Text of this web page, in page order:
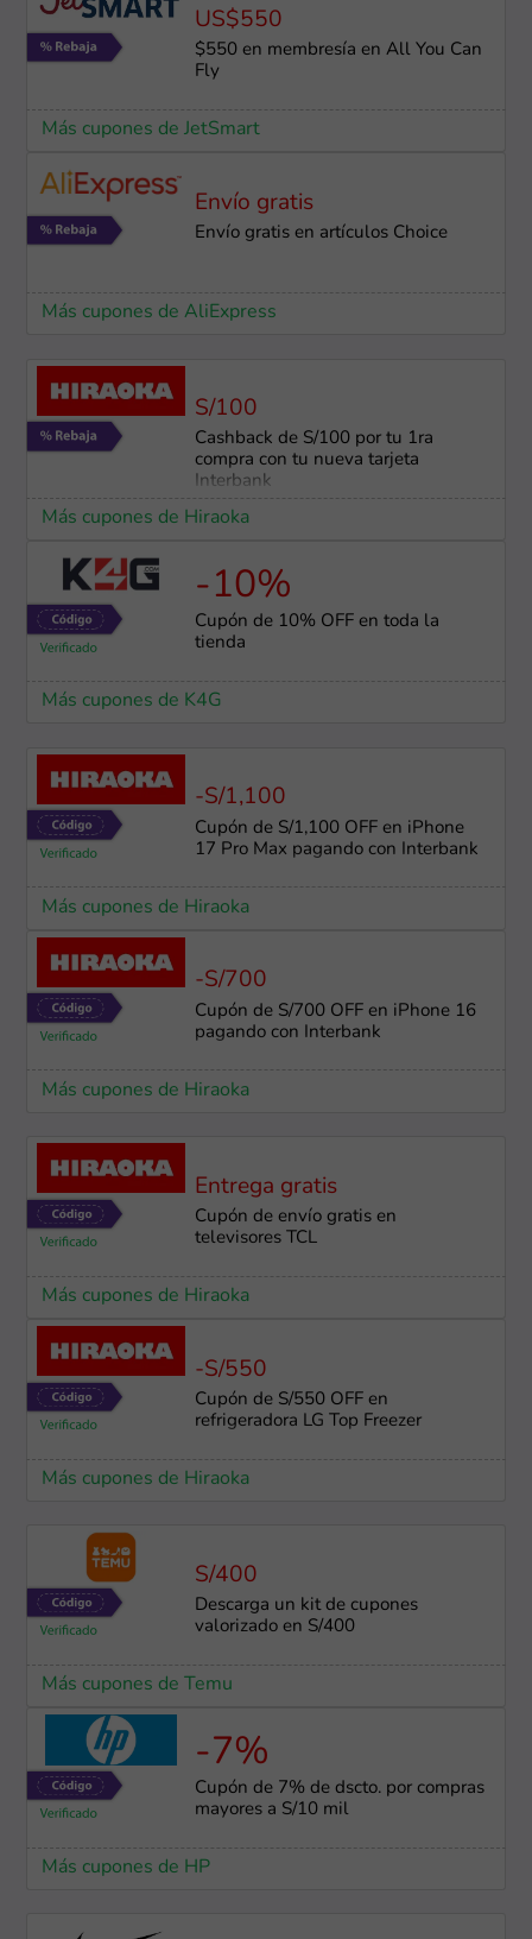
US$550
$550 en membresía en All You Can
Fly
Más cupones de JetSmart
Envío gratis
Envío gratis en artículos Choice
Más cupones de AliExpress
S/100
Cashback de S/100 por tu 1ra
compra con tu nueva tarjeta
Interbank
Más cupones de Hiraoka
-10%
Cupón de 10% OFF en toda la
tienda
Más cupones de K4G
-S/1,100
Cupón de S/1,100 OFF en iPhone
17 Pro Max pagando con Interbank
Más cupones de Hiraoka
-S/700
Cupón de S/700 OFF en iPhone 16
pagando con Interbank
Más cupones de Hiraoka
Entrega gratis
Cupón de envío gratis en
televisores TCL
Más cupones de Hiraoka
-S/550
Cupón de S/550 OFF en
refrigeradora LG Top Freezer
Más cupones de Hiraoka
S/400
Descarga un kit de cupones
valorizado en S/400
Más cupones de Temu
-7%
Cupón de 7% de dscto. por compras
mayores a S/10 mil
Más cupones de HP